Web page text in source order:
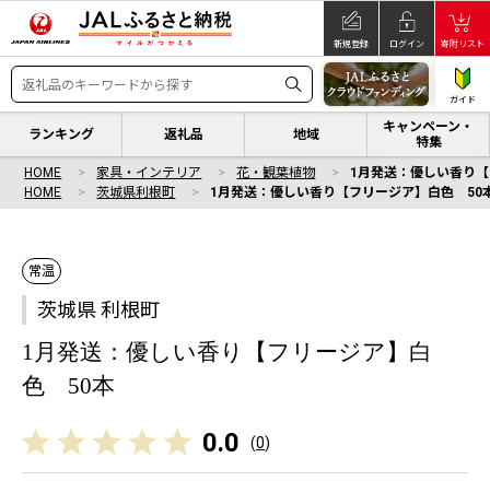
新規登録 ログイン 寄附リスト
ガイド
ランキング 返礼品 地域
キャンペーン・
特集
HOME 家具・インテリア 花・観葉植物
1月発送：優しい香り
HOME
茨城県利根町 1月発送：優しい香り【フリージア】白色 50
常温
茨城県 利根町
1月発送：優しい香り【フリージア】白
色 50本
0.0 (0)